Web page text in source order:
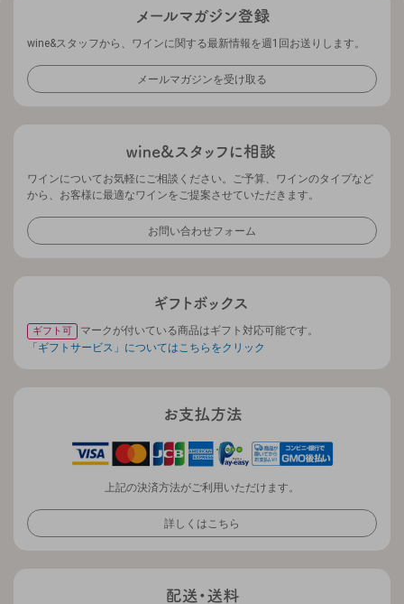
wine&スタッフから、ワインに関する最新情報を週1回お送りします。
メールマガジンを受け取る
ワインについてお気軽にご相談ください。ご予算、ワインのタイプなど
から、お客様に最適なワインをご提案させていただきます。
お問い合わせフォーム
ギフト可
マークが付いている商品はギフト対応可能です。
「ギフトサービス」についてはこちらをクリック
上記の決済方法がご利用いただけます。
詳しくはこちら